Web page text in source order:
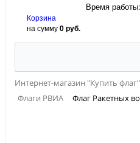
Время
Корзина
на сумму0 руб.
Интернет-магазин "Купить
Флаги РВИА
Флаг Ракетных